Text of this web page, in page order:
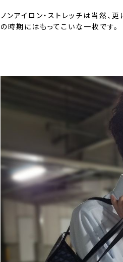
ノンアイロン・ストレッチは当然、
の時期にはもってこいな一枚です。